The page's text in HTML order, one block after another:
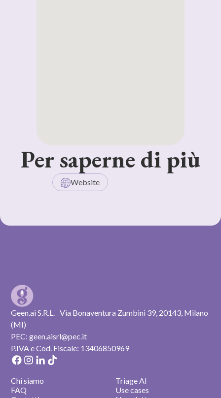
Per saperne di più
Website
Geen.ai S.R.L. Via Bonaventura Zumbini 39, 20143, Milano
(MI)
PEC: geen.aisrl@pec.it
P.IVA e Cod. Fiscale: 13406850969
Chi siamo
FAQ
Triage AI
Use cases